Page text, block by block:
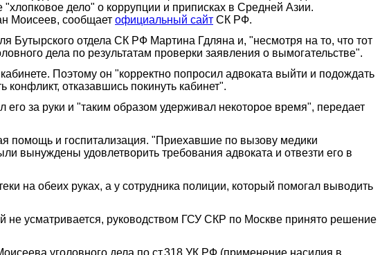
дело" о коррупции и приписках в Средней Азии.
Моисеев, сообщает официальный сайт СК РФ.
Бутырского отдела СК РФ Мартина Гдляна и, "несмотря на то, что тот
дела по результатам проверки заявления о вымогательстве".
Поэтому он "корректно попросил адвоката выйти и подождать
отказавшись покинуть кабинет".
за руки и "таким образом удерживал некоторое время", передает
помощь и госпитализация. "Приехавшие по вызову медики
вынуждены удовлетворить требования адвоката и отвезти его в
на обеих руках, а у сотрудника полиции, который помогал выводить
не усматривается, руководством ГСУ СКР по Москве принято решение
уголовного дела по ст.318 УК РФ (применение насилия в